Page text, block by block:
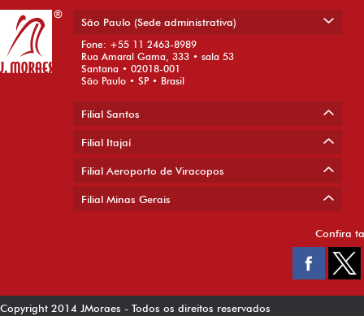
São Paulo (Sede administrativa)
Fone: +55 11 2463-8989
Rua Amaral Gama, 333 • sala 53
Santana • 02018-001
São Paulo • SP • Brasil
Filial Santos
Filial Itajaí
Filial Aeroporto de Viracopos
Filial Minas Gerais
Confira
Copyright 2014 JMoraes - Todos os direitos reservados